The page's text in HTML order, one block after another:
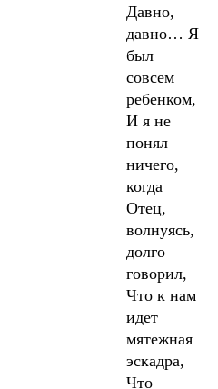
Давно,
давно… Я
был
совсем
ребенком,
И я не
понял
ничего,
когда
Отец,
волнуясь,
долго
говорил,
Что к нам
идет
мятежная
эскадра,
Что